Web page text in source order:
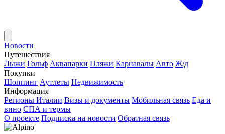
Новости
Путешествия
Лыжи Гольф Аквапарки Пляжи Карнавалы Авто Ж/д
Покупки
Шоппинг Аутлеты Недвижимость
Информация
Регионы Италии Визы и документы Мобильная связь Еда и
вино СПА и термы
О проекте Подписка на новости Обратная связь